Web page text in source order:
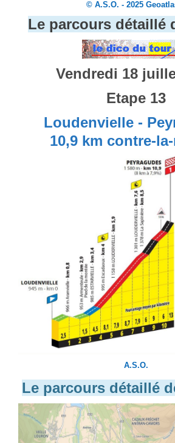
© A.S.O. - 2025
Le parcours détaillé
Vendredi 18
Etape 13
Loudenvielle -
10,9 km contre-
A.S.O.
Le parcours détaillé